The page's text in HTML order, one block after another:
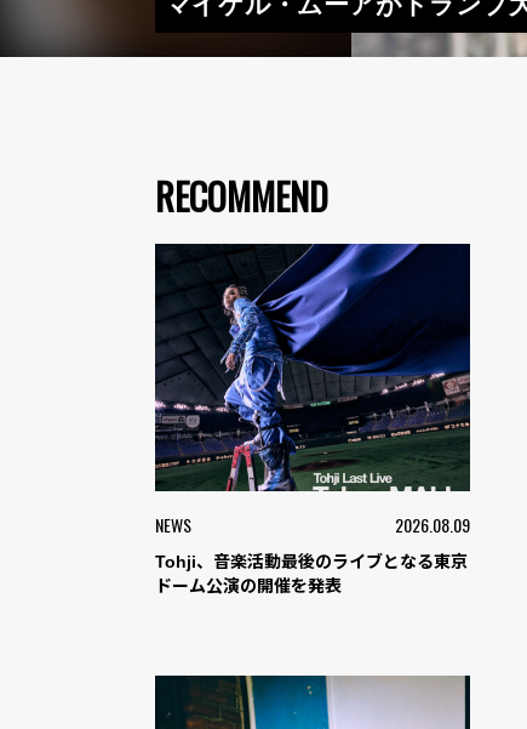
RECOMMEND
NEWS 2026.08.09
Tohji、音楽活動最後のライブとなる東京
ドーム公演の開催を発表